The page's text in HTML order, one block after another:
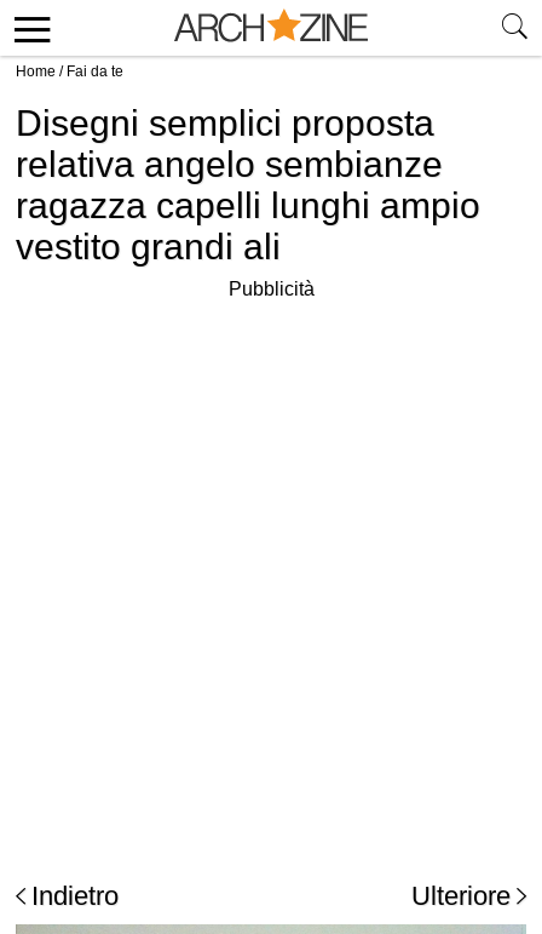
Home / Fai da te
Disegni semplici proposta
relativa angelo sembianze
ragazza capelli lunghi ampio
vestito grandi ali
Pubblicità
Indietro Ulteriore